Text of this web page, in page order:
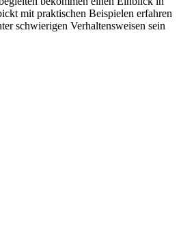
mit praktischen Beispielen erfahren
schwierigen Verhaltensweisen sein